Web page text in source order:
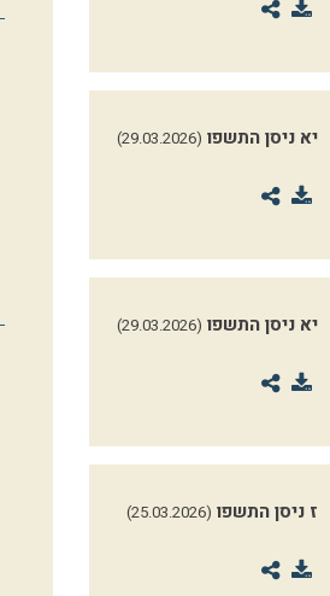
יא ניסן התשפו (29.03.2026)
יא ניסן התשפו (29.03.2026)
ז ניסן התשפו (25.03.2026)